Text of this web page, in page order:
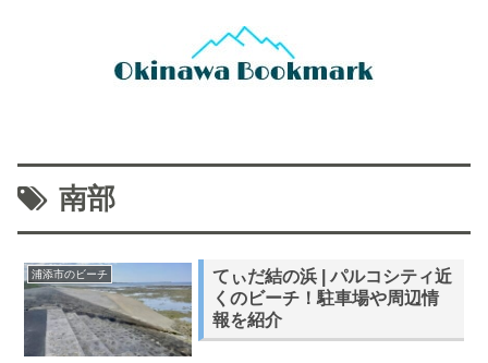
南部
浦添市のビーチ
てぃだ結の浜 | パルコシティ近
くのビーチ！駐車場や周辺情
報を紹介